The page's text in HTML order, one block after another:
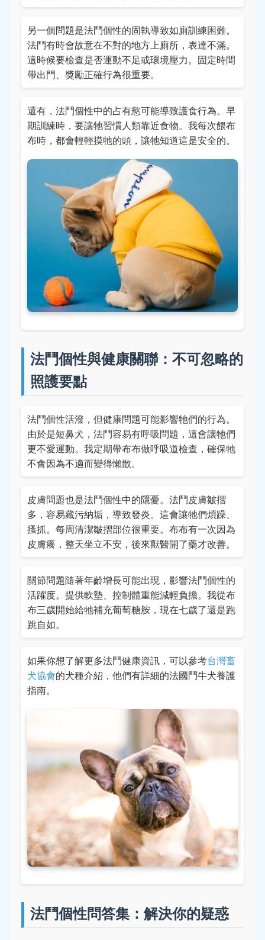
另一個問題是法鬥個性的固執導致如廁訓練困難。
法鬥有時會故意在不對的地方上廁所，表達不滿。
這時候要檢查是否運動不足或環境壓力。固定時間
帶出門、獎勵正確行為很重要。
還有，法鬥個性中的占有慾可能導致護食行為。早
期訓練時，要讓牠習慣人類靠近食物。我每次餵布
布時，都會輕輕摸牠的頭，讓牠知道這是安全的。
法鬥個性與健康關聯：不可忽略的
照護要點
法鬥個性活潑，但健康問題可能影響牠們的行為。
由於是短鼻犬，法鬥容易有呼吸問題，這會讓牠們
更不愛運動。我定期帶布布做呼吸道檢查，確保牠
不會因為不適而變得懶散。
皮膚問題也是法鬥個性中的隱憂。法鬥皮膚皺摺
多，容易藏污納垢，導致發炎。這會讓牠們煩躁、
搔抓。每周清潔皺摺部位很重要。布布有一次因為
皮膚癢，整天坐立不安，後來獸醫開了藥才改善。
關節問題隨著年齡增長可能出現，影響法鬥個性的
活躍度。提供軟墊、控制體重能減輕負擔。我從布
布三歲開始給牠補充葡萄糖胺，現在七歲了還是跑
跳自如。
如果你想了解更多法鬥健康資訊，可以參考台灣畜
犬協會的犬種介紹，他們有詳細的法國鬥牛犬養護
指南。
法鬥個性問答集：解決你的疑惑